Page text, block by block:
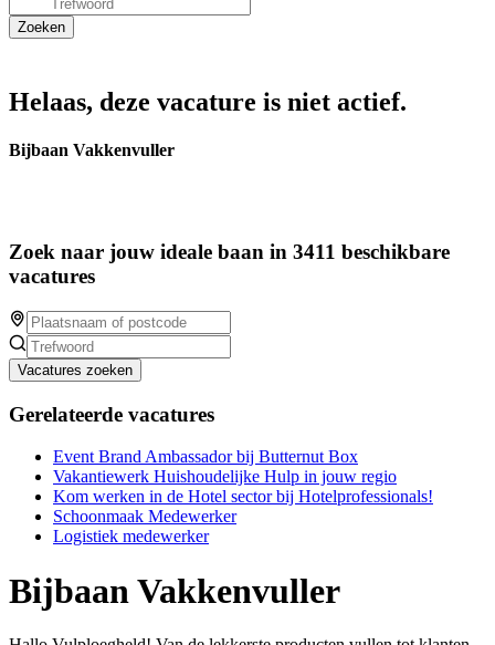
Helaas, deze vacature is niet actief.
Bijbaan Vakkenvuller
Zoek naar jouw ideale baan in 3411 beschikbare
vacatures
Vacatures zoeken
Gerelateerde vacatures
Event Brand Ambassador bij Butternut Box
Vakantiewerk Huishoudelijke Hulp in jouw regio
Kom werken in de Hotel sector bij Hotelprofessionals!
Schoonmaak Medewerker
Logistiek medewerker
Bijbaan Vakkenvuller